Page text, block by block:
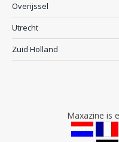
Overijssel
Utrecht
Zuid Holland
Maxazine is